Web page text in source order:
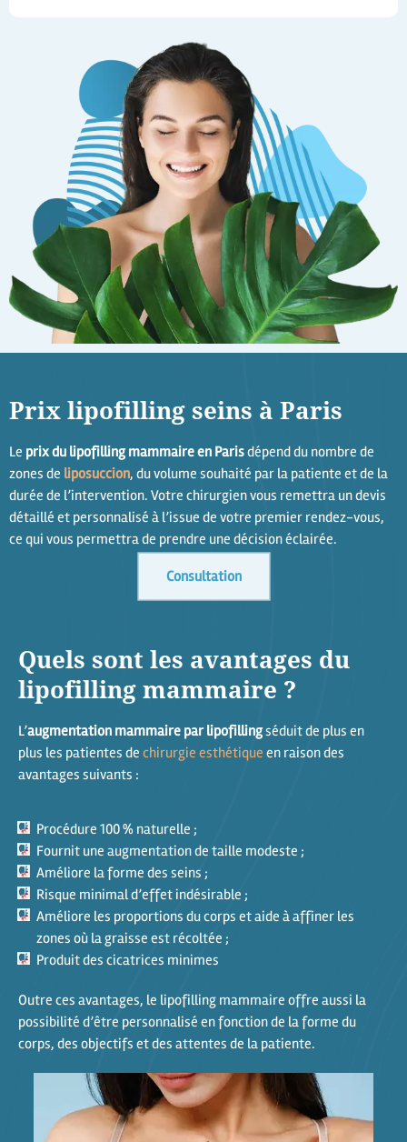
Prix lipofilling seins à Paris
Le prix du lipofilling mammaire en Parisdépend du nombre de
zones de liposuccion, du volume souhaité par la patiente et de la
durée de l’intervention. Votre chirurgien vous remettra un devis
détaillé et personnalisé à l’issue de votre premier rendez-vous,
ce qui vous permettra de prendre une décision éclairée.
Consultation
Quels sont les avantages du
lipofilling mammaire ?
L’augmentation mammaire par lipofillingséduit de plus en
plus les patientes de chirurgie esthétique en raison des
avantages suivants :
Procédure 100 % naturelle ;
Fournit une augmentation de taille modeste ;
Améliore la forme des seins ;
Risque minimal d’effet indésirable ;
Améliore les proportions du corps et aide à affiner les
zones où la graisse est récoltée ;
Produit des cicatrices minimes
Outre ces avantages, le lipofilling mammaire offre aussi la
possibilité d’être personnalisé en fonction de la forme du
corps, des objectifs et des attentes de la patiente.